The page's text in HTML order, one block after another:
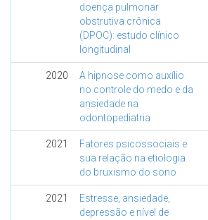
doença pulmonar
obstrutiva crônica
(DPOC): estudo clínico
longitudinal
2020
A hipnose como auxílio
no controle do medo e da
ansiedade na
odontopediatria
2021
Fatores psicossociais e
sua relação na etiologia
do bruxismo do sono
2021
Estresse, ansiedade,
depressão e nível de